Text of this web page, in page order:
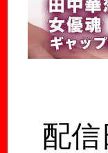
配信